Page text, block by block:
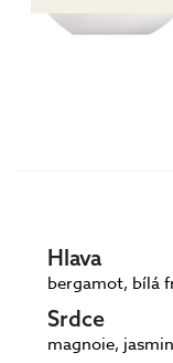
Hlava
bergamot, bílá
Srdce
magnoie,